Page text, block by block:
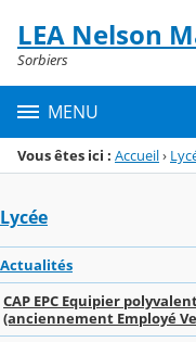
Menu de la rubrique
Contenu
LEA Nelson
Sorbiers
MENU
Vous êtes ici : Accueil›
Lycée
Actualités
CAP EPC Equipier
(anciennement Employé